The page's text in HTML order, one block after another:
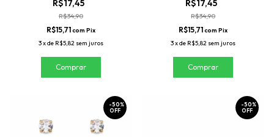
R$17,45
R$34,90
R$15,71com Pix
3xde R$5,82 sem juros
R$17,45
R$34,90
R$15,71com Pix
3xde R$5,82 sem juros
-50%
OFF
-50%
OFF